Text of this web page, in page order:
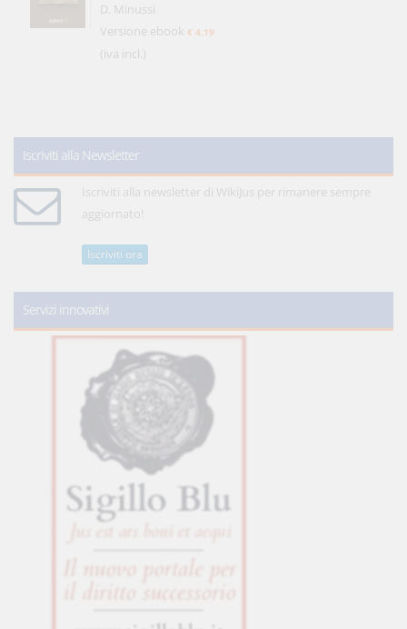
D. Minussi
Versione ebook € 4,19
(iva incl.)
Iscriviti alla Newsletter
Iscriviti alla newsletter di WikiJus per rimanere sempre
aggiornato!
Iscriviti ora
Servizi innovativi